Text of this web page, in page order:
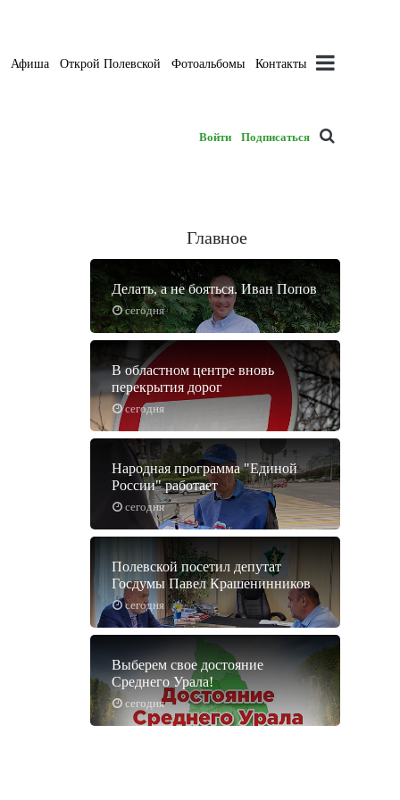
Афиша Открой Полевской Фотоальбомы Контакты
Войти Подписаться
Главное
сегодня
Делать, а не бояться. Иван Попов
сегодня
В областном центре вновь
перекрытия дорог
сегодня
Народная программа "Единой
России" работает
сегодня
Полевской посетил депутат
Госдумы Павел Крашенинников
сегодня
Выберем свое достояние
Среднего Урала!